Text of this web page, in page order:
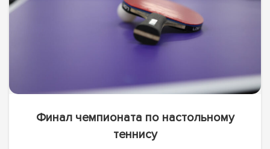
Финал чемпионата по настольному
теннису